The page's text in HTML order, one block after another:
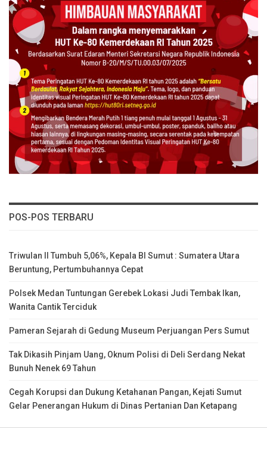
POS-POS TERBARU
Triwulan II Tumbuh 5,06%, Kepala BI Sumut : Sumatera Utara
Beruntung, Pertumbuhannya Cepat
Polsek Medan Tuntungan Gerebek Lokasi Judi Tembak Ikan,
Wanita Cantik Terciduk
Pameran Sejarah di Gedung Museum Perjuangan Pers Sumut
Tak Dikasih Pinjam Uang, Oknum Polisi di Deli Serdang Nekat
Bunuh Nenek 69 Tahun
Cegah Korupsi dan Dukung Ketahanan Pangan, Kejati Sumut
Gelar Penerangan Hukum di Dinas Pertanian Dan Ketapang